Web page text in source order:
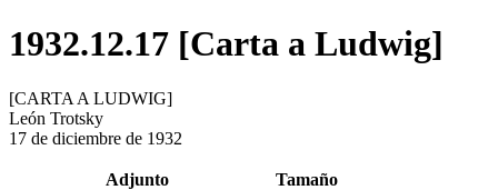
1932.12.17 [Carta a Ludwig]
[CARTA A LUDWIG]
León Trotsky
17 de diciembre de 1932
Adjunto
Tamaño